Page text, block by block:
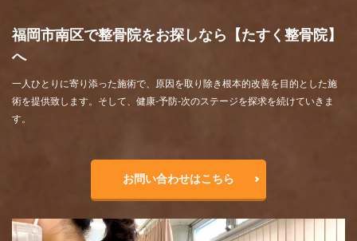
福岡市南区で整骨院をお探しなら【たすく整骨院】
へ
一人ひとりに寄り添った施術で、原因を取り除き根本的改善を目的とした施
術を提供致します。そして、健康-予防-次のステージを探求を続けていきま
す。
お問い合わせはこちら